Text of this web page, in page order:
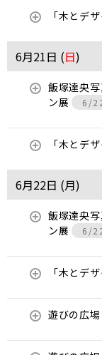
「木とデ
6月21日 (日)
飯塚達央
ン展
6/
「木とデ
6月22日 (月)
飯塚達央
ン展
6/
「木とデ
遊びの広場